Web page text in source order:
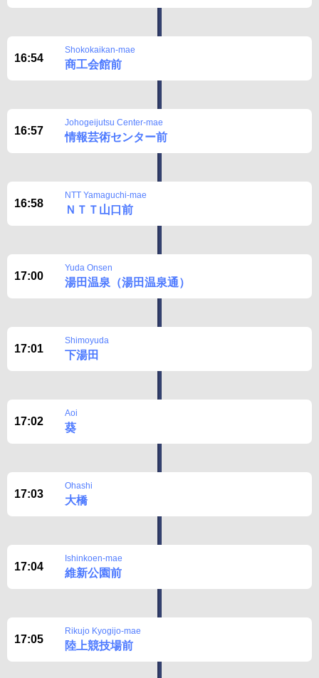
16:54
Shokokaikan-mae
商工会館前
16:57
Johogeijutsu Center-mae
情報芸術センター前
16:58
NTT Yamaguchi-mae
ＮＴＴ山口前
17:00
Yuda Onsen
湯田温泉（湯田温泉通）
17:01
Shimoyuda
下湯田
17:02
Aoi
葵
17:03
Ohashi
大橋
17:04
Ishinkoen-mae
維新公園前
17:05
Rikujo Kyogijo-mae
陸上競技場前